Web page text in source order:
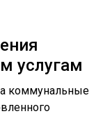
услугам
коммунальные